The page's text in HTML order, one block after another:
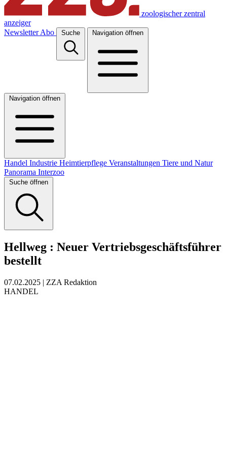
zoologischer zentral
anzeiger
Newsletter Abo Suche Navigation öffnen
Navigation öffnen
Handel Industrie Heimtierpflege Veranstaltungen Tiere und Natur
Panorama Interzoo
Suche öffnen
Hellweg : Neuer Vertriebsgeschäftsführer
bestellt
07.02.2025 | ZZA Redaktion
HANDEL